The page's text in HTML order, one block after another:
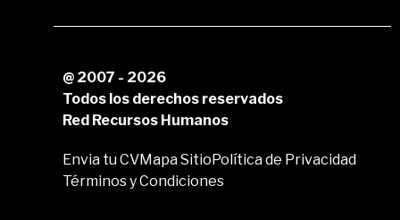
@ 2007 - 2026
Todos los derechos reservados
Red Recursos Humanos
Envia tu CVMapa SitioPolítica de Privacidad
Términos y Condiciones